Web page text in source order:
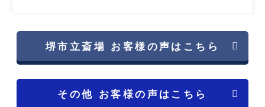
堺市立斎場 お客様の声はこちら
その他 お客様の声はこちら